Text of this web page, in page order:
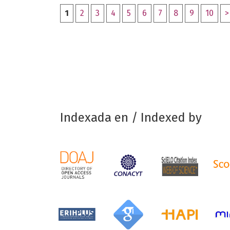
1 2 3 4 5 6 7 8 9 10 >
Indexada en / Indexed by